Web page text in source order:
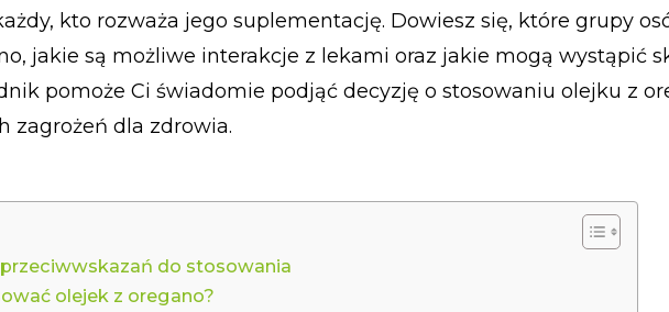
kto rozważa jego suplementację. Dowiesz się, które grupy
jakie są możliwe interakcje z lekami oraz jakie mogą wystąpić
pomoże Ci świadomie podjąć decyzję o stosowaniu olejku z
zagrożeń dla zdrowia.
przeciwwskazań do stosowania
olejek z oregano?